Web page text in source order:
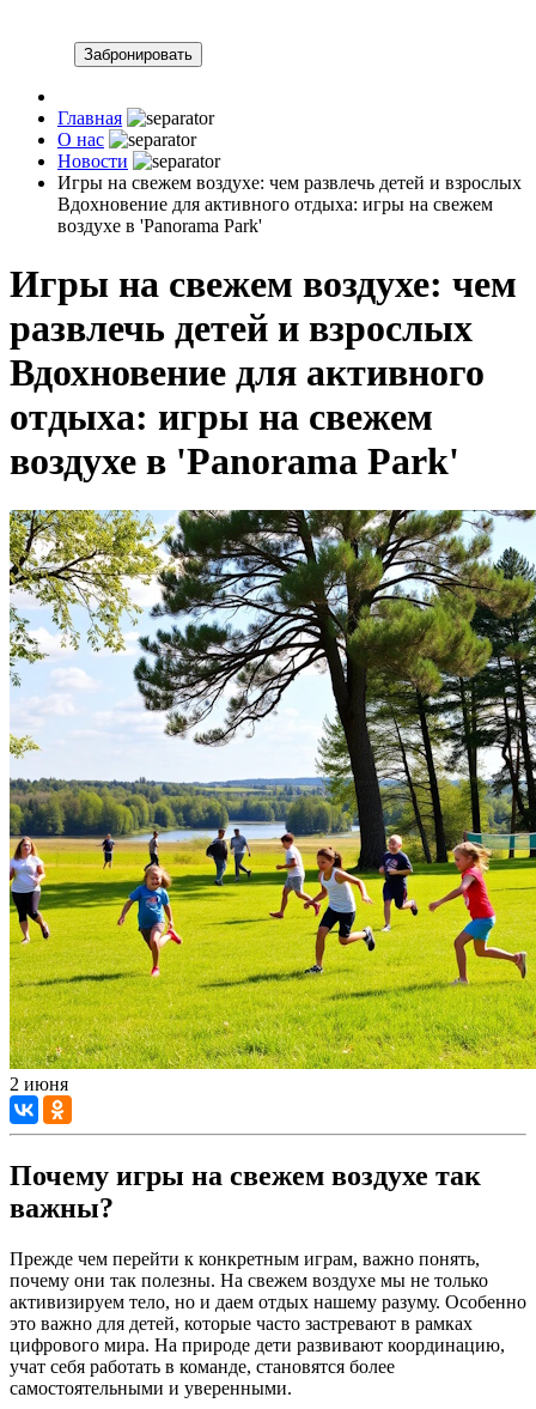
Забронировать
Главная
О нас
Новости
Игры на свежем воздухе: чем развлечь детей и взрослых
Вдохновение для активного отдыха: игры на свежем
воздухе в 'Panorama Park'
Игры на свежем воздухе: чем
развлечь детей и взрослых
Вдохновение для активного
отдыха: игры на свежем
воздухе в 'Panorama Park'
2 июня
Почему игры на свежем воздухе так
важны?
Прежде чем перейти к конкретным играм, важно понять,
почему они так полезны. На свежем воздухе мы не только
активизируем тело, но и даем отдых нашему разуму. Особенно
это важно для детей, которые часто застревают в рамках
цифрового мира. На природе дети развивают координацию,
учат себя работать в команде, становятся более
самостоятельными и уверенными.